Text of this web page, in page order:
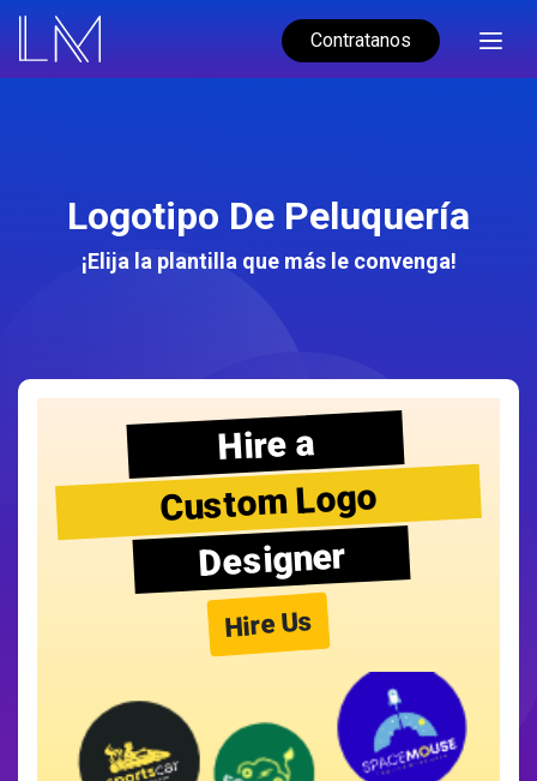
Contratanos
Logotipo De Peluquería
¡Elija la plantilla que más le convenga!
Hire a
Custom Logo
Designer
Hire Us